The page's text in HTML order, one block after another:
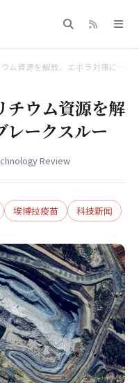
ム資源を解放、エボラ対策に…
チウム資源を解
レークスルー
Review
埃博拉疫苗 科技新闻